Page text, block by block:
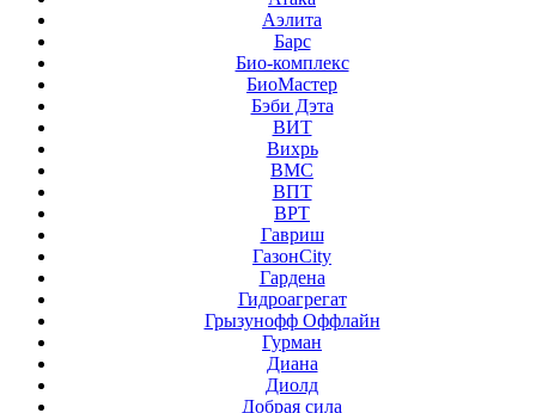
Аэлита
Барс
Био-комплекс
БиоМастер
Бэби Дэта
ВИТ
Вихрь
ВМС
ВПТ
ВРТ
Гавриш
ГазонCity
Гардена
Гидроагрегат
Грызунофф Оффлайн
Гурман
Диана
Диолд
Добрая сила